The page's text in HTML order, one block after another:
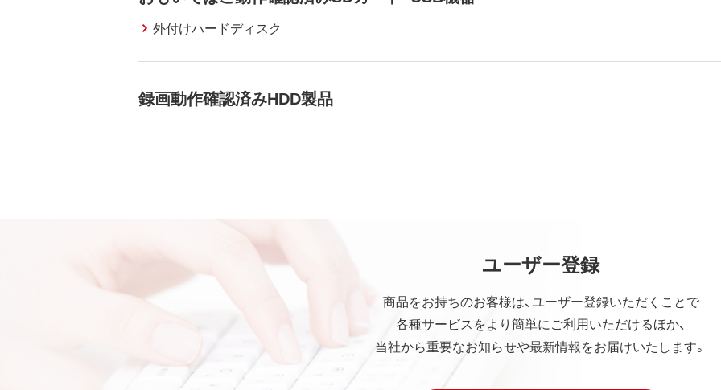
外付けハードディスク
録画動作確認済みHDD製品
ユーザー登録
商品をお持ちのお客様は、ユーザー登録いただくことで
各種サービスをより簡単にご利用いただけるほか、
当社から重要なお知らせや最新情報をお届けいたします。